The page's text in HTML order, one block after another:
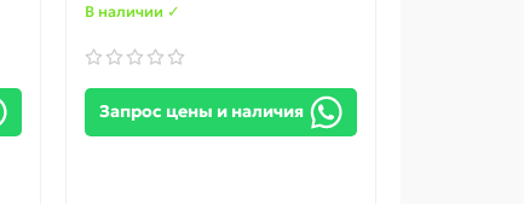
В наличии ✓
Запрос цены и наличия